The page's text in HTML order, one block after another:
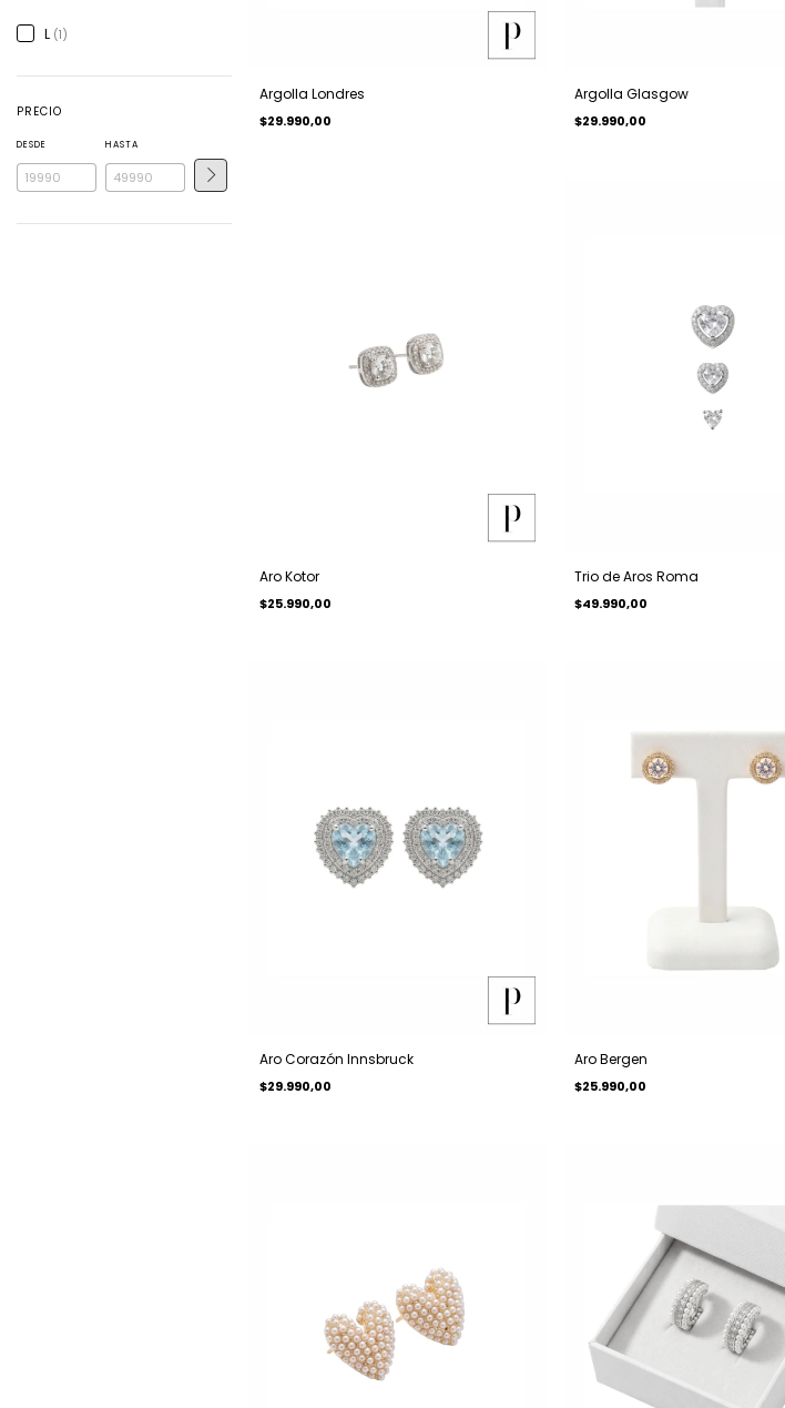
L (1)
PRECIO
DESDE HASTA
Argolla Londres
$29.990,00
Argolla Glasgow
$29.990,00
Aro Kotor
$25.990,00
Trio de Aros Roma
$49.990,00
Aro Corazón Innsbruck
$29.990,00
Aro Bergen
$25.990,00